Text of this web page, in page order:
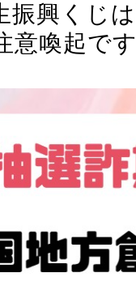
振興くじ
意喚起です